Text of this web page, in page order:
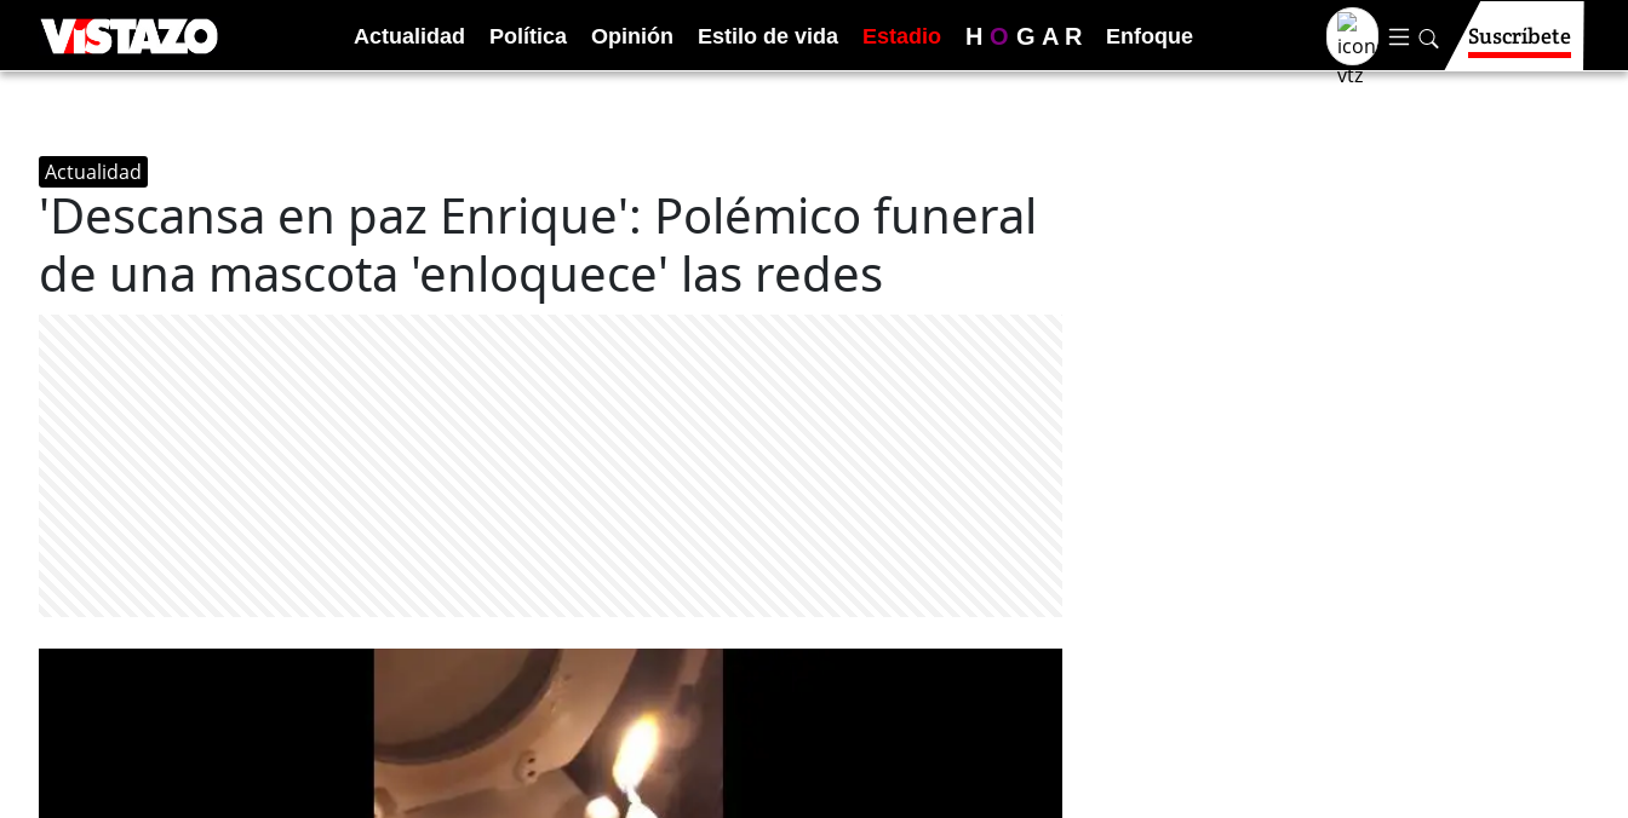
Actualidad Política Opinión Estilo de vida Estadio H O G A R Enfoque Suscríbete
Actualidad
'Descansa en paz Enrique': Polémico funeral
de una mascota 'enloquece' las redes